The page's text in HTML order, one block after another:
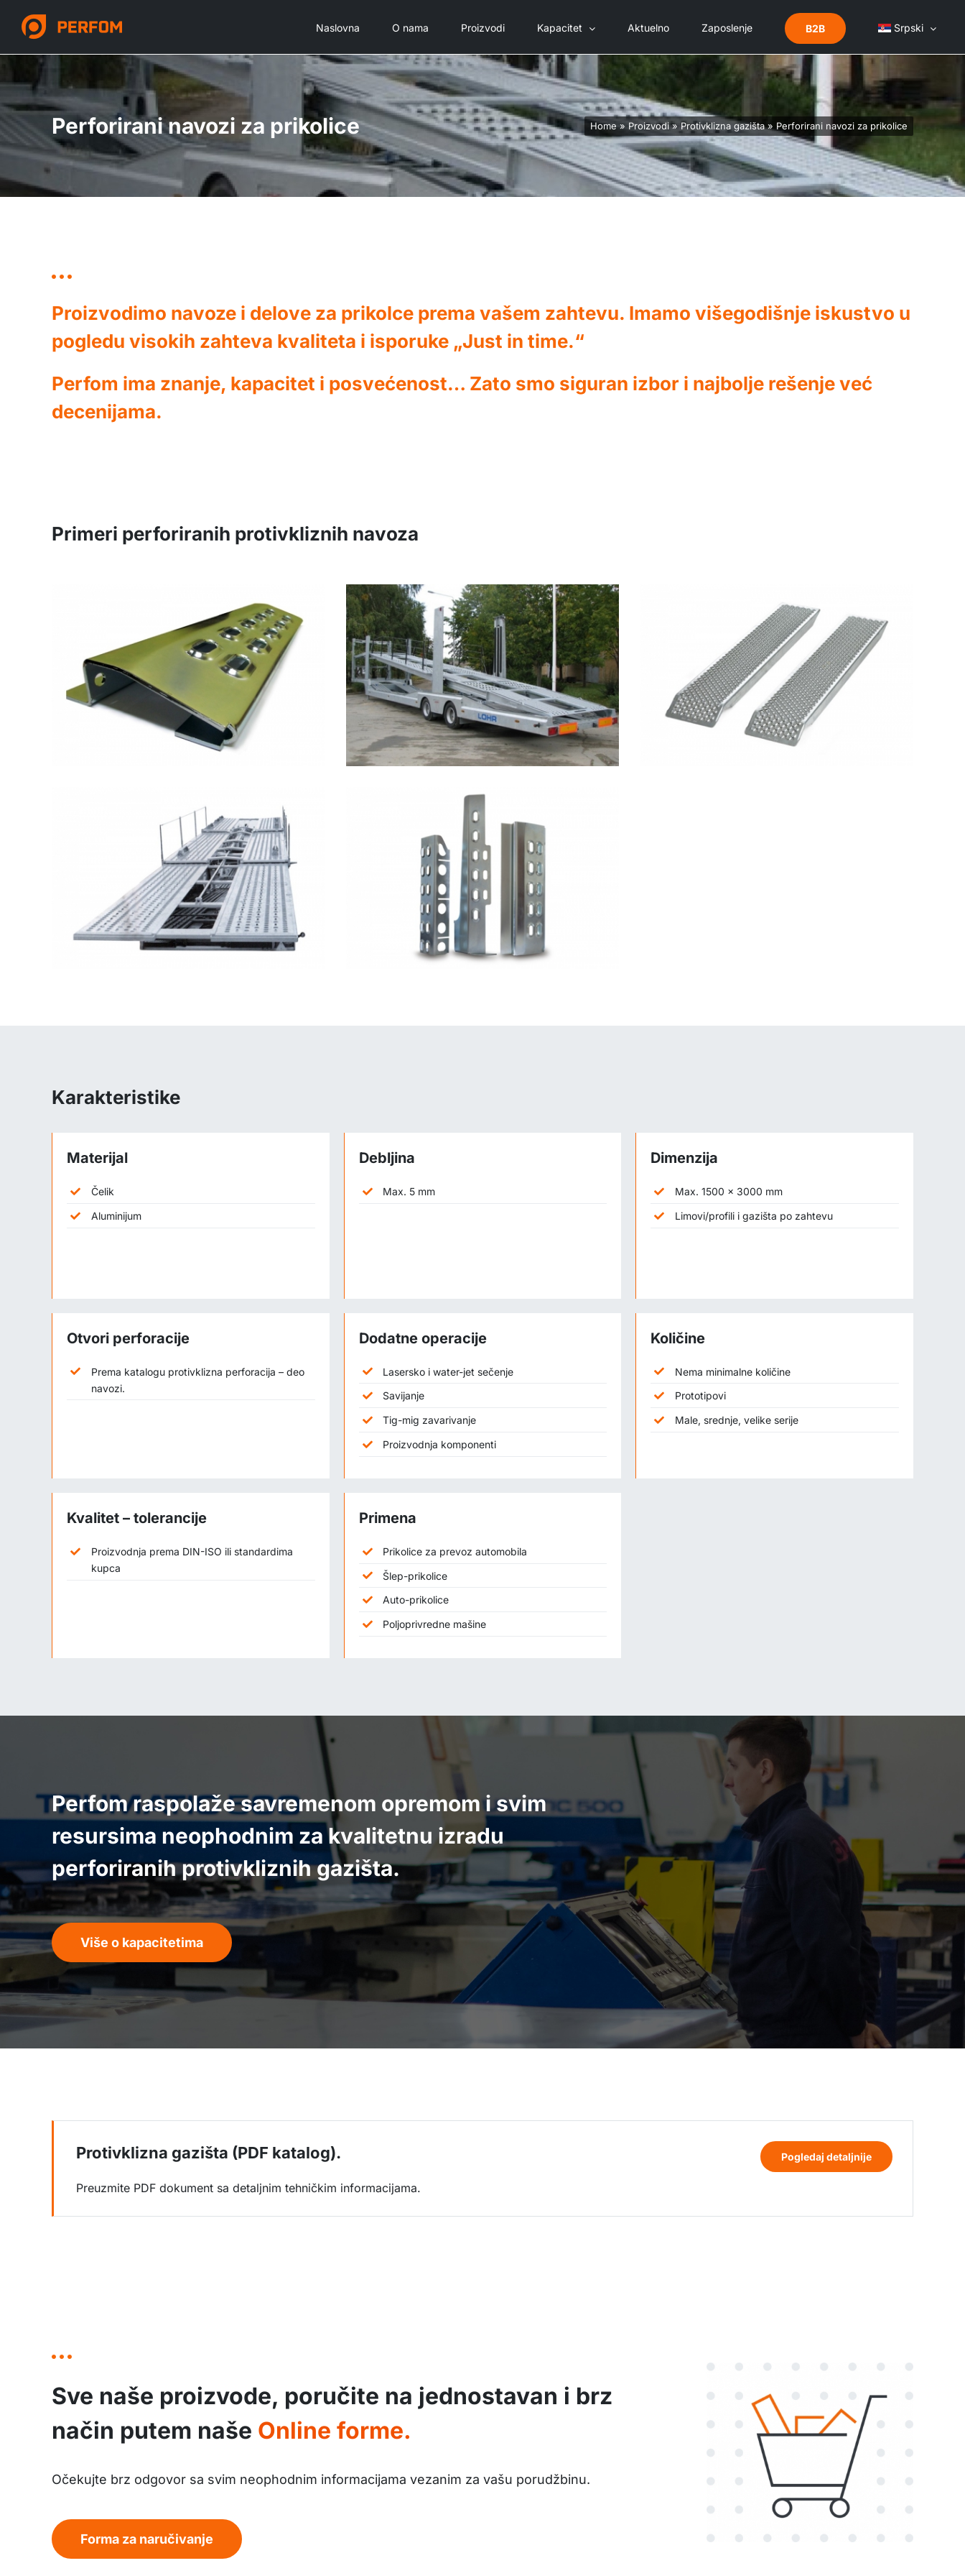
content
Naslovna O nama Proizvodi Kapacitet Aktuelno Zaposlenje B2B Srpski
Perforirani navozi za prikolice Home» Proizvodi» Protivklizna gazišta» Perforirani navozi za prikolice
Proizvodimo navoze i delove za prikolce prema vašem zahtevu. Imamo višegodišnje iskustvo u
pogledu visokih zahteva kvaliteta i isporuke „Just in time.“
Perfom ima znanje, kapacitet i posvećenost… Zato smo siguran izbor i najbolje rešenje već
decenijama.
Primeri perforiranih protivkliznih navoza
Karakteristike
Materijal
Čelik
Aluminijum
Debljina
Max. 5 mm
Dimenzija
Max. 1500 x 3000 mm
Limovi/profili i gazišta po zahtevu
Otvori perforacije
Prema katalogu protivklizna perforacija – deo
navozi.
Dodatne operacije
Lasersko i water-jet sečenje
Savijanje
Tig-mig zavarivanje
Proizvodnja komponenti
Količine
Nema minimalne količine
Prototipovi
Male, srednje, velike serije
Kvalitet – tolerancije
Proizvodnja prema DIN-ISO ili standardima
kupca
Primena
Prikolice za prevoz automobila
Šlep-prikolice
Auto-prikolice
Poljoprivredne mašine
Perfom raspolaže savremenom opremom i svim
resursima neophodnim za kvalitetnu izradu
perforiranih protivkliznih gazišta.
Više o kapacitetima
Pogledaj detaljnije
Protivklizna gazišta (PDF katalog).
Preuzmite PDF dokument sa detaljnim tehničkim informacijama.
Sve naše proizvode, poručite na jednostavan i brz
način putem naše Online forme.
Očekujte brz odgovor sa svim neophodnim informacijama vezanim za vašu porudžbinu.
Forma za naručivanje